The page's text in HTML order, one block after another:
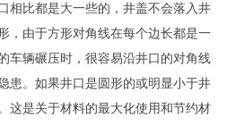
相比都是大一些的，井盖不会落入井
，由于方形对角线在每个边长都是一
车辆碾压时，很容易沿井口的对角线
患。如果井口是圆形的或明显小于井
这是关于材料的最大化使用和节约材